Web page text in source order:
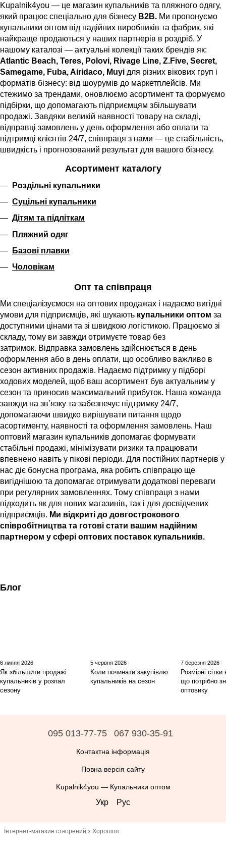
Kupalnik4you — це магазин купальників та пляжного одягу,
який працює спеціально для бізнесу B2B. Ми пропонуємо
купальники оптом від надійних виробників та фабрик, які
найкраще продаються у наших партнерів в роздріб. У
нашому каталозі — актуальні колекції таких брендів як:
Atlantic Beach, Teres, Polovi, Rivage Line, Z.Five, Secret,
Samegame, Fuba, Airidaco, Muyi для різних вікових груп і
форматів бізнесу: від шоурумів до маркетплейсів. Ми
стежимо за трендами, оновлюємо асортимент та формуємо
підбірки, що допомагають підприємцям збільшувати
продажі. Завдяки великій наявності товару на складі,
відправці замовлень у день оформлення або оплати та
підтримці клієнтів 24/7, співпраця з нами — це стабільність,
швидкість і прогнозований результат для вашого бізнесу.
Асортимент каталогу
Роздільні купальники
Суцільні купальники
Дітям та підліткам
Пляжний одяг
Базові плавки
Чоловікам
Опт та співпраця
Ми спеціалізуємося на оптових продажах і надаємо вигідні
умови для підприємців, які шукають купальники оптом за
доступними цінами та зі швидкою логістикою. Працюємо зі
складу, тому ви завжди отримуєте товар без
затримок. Відправка замовлень здійснюється в день
оформлення або в день оплати, що особливо важливо в
сезон активних продажів. Надаємо підтримку у підборі
ходових моделей, щоб ваш асортимент був актуальним у
сезон та приносив максимальний прибуток. Наша команда
завжди на зв’язку та забезпечує підтримку 24/7,
допомагаючи швидко вирішувати питання щодо
асортименту, наявності та оформлення замовлень. Наш
оптовий магазин купальників допомагає формувати
стабільні продажі, мінімізувати ризики та працювати
впевнено навіть у пікові періоди. Для постійних партнерів у
нас діє бонусна програма, яка робить співпрацю ще
вигіднішою та допомагає отримувати додаткові переваги
при регулярних замовленнях. Тому співпраця з нами
підходить як для нових магазинів, так і для досвідчених
підприємців. Ми відкриті до довгострокового
співробітництва та готові стати вашим надійним
партнером у сфері оптових поставок купальників.
Блог
6 липня 2026
Як збільшити продажі
купальників у розпал
сезону
5 червня 2026
Коли починати закупівлю
купальників на сезон
7 березня 2026
Розмірні
що потрібно
оптовику
095 013-77-75 067 930-35-91
Контактна інформація
Повна версія сайту
Kupalnik4you — Купальники оптом
Укр Рус
Інтернет-магазин створений з Хорошоп